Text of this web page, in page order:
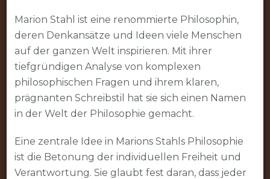
Marion Stahl ist eine renommierte Philosophin,
deren Denkansätze und Ideen viele Menschen
auf der ganzen Welt inspirieren. Mit ihrer
tiefgründigen Analyse von komplexen
philosophischen Fragen und ihrem klaren,
prägnanten Schreibstil hat sie sich einen Namen
in der Welt der Philosophie gemacht.
Eine zentrale Idee in Marions Stahls Philosophie
ist die Betonung der individuellen Freiheit und
Verantwortung. Sie glaubt fest daran, dass jeder